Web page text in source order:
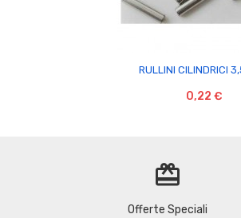

RULLINI CILINDRICI
0,22 €
redeem
Offerte Speciali